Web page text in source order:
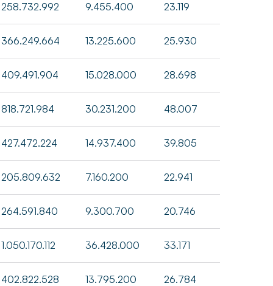
258.732.992 9.455.400 23.119
366.249.664 13.225.600 25.930
409.491.904 15.028.000 28.698
818.721.984 30.231.200 48.007
427.472.224 14.937.400 39.805
205.809.632 7.160.200 22.941
264.591.840 9.300.700 20.746
1.050.170.112 36.428.000 33.171
402.822.528 13.795.200 26.784